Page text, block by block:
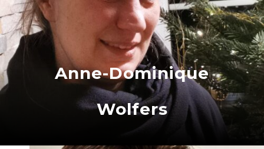
Anne-Dominique
Wolfers